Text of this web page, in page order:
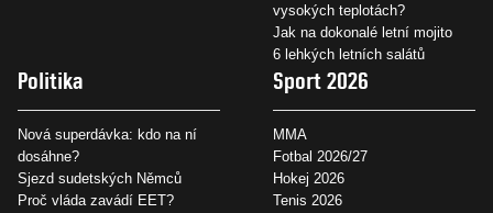
vysokých teplotách?
Jak na dokonalé letní mojito
6 lehkých letních salátů
Politika
Nová superdávka: kdo na ní
dosáhne?
Sjezd sudetských Němců
Proč vláda zavádí EET?
Sport 2026
MMA
Fotbal 2026/27
Hokej 2026
Tenis 2026